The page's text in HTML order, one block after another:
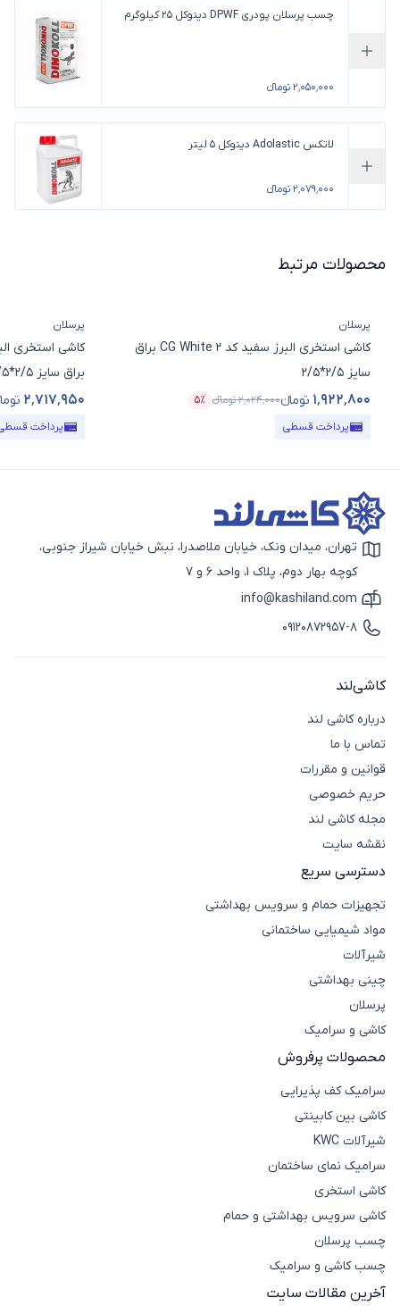
افزودن به سبد خرید
چسب پرسلان پودری DPWF دینوکل 25 کیلوگرم
۲٬۰۵۰٬۰۰۰ تومانء
افزودن به سبد خرید
لاتکس Adolastic دینوکل 5 لیتر
۲٬۰۷۹٬۰۰۰ تومانء
محصولات مرتبط
پرسلان
کاشی استخری البرز سفید کد CG White 2 براق
سایز 2/5*2/5
۱٬۹۲۲٬۸۰۰ تومانء۲٬۰۲۴٬۰۰۰تومانء
قیمت محصول
۵٪
درصد تخفیف
پرداخت قسطی
پرسلان
براق سایز 2/5*2/5
۲٬۷۱۷٬۹۵۰
قیمت محصول
پرداخت
آیکون نقشه
تهران، میدان ونک، خیابان ملاصدرا، نبش خیابان شیراز جنوبی،
کوچه بهار دوم، پلاک 1، واحد 6 و 7
آیکون ایمیل
info@kashiland.com
آیکون تماس
09120872957-8
کاشی‌لند
درباره کاشی لند
تماس با ما
قوانین و مقررات
حریم خصوصی
مجله کاشی لند
نقشه سایت
دسترسی سریع
تجهیزات حمام و سرویس بهداشتی
مواد شیمیایی ساختمانی
شیرآلات
چینی بهداشتی
پرسلان
کاشی و سرامیک
محصولات پرفروش
سرامیک کف پذیرایی
کاشی بین کابینتی
شیرآلات KWC
سرامیک نمای ساختمان
کاشی استخری
کاشی سرویس بهداشتی و حمام
چسب پرسلان
چسب کاشی و سرامیک
آخرین مقالات سایت